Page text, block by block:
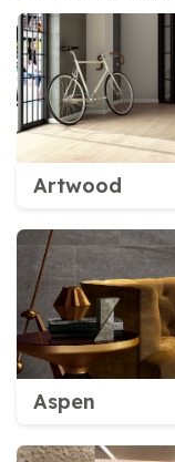
Artwood
Aspen